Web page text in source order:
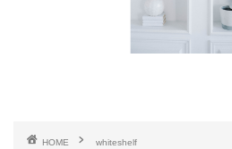
HOME whiteshelf